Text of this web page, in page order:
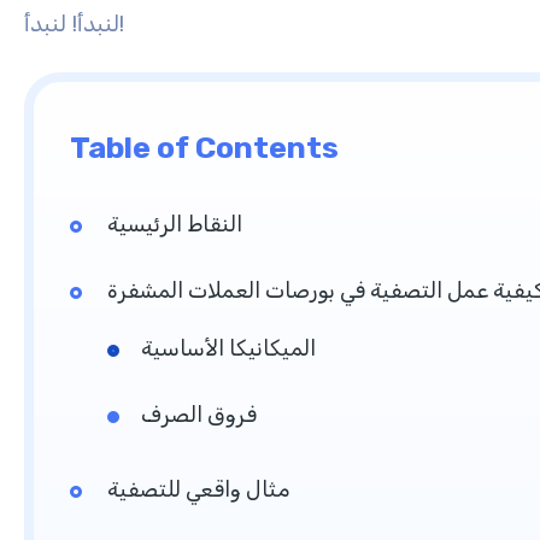
لنبدأ!لنبدأ!
Table of Contents
النقاط الرئيسية
عمل التصفية في بورصات العملات المشفرة
الميكانيكا الأساسية
فروق الصرف
مثال واقعي للتصفية